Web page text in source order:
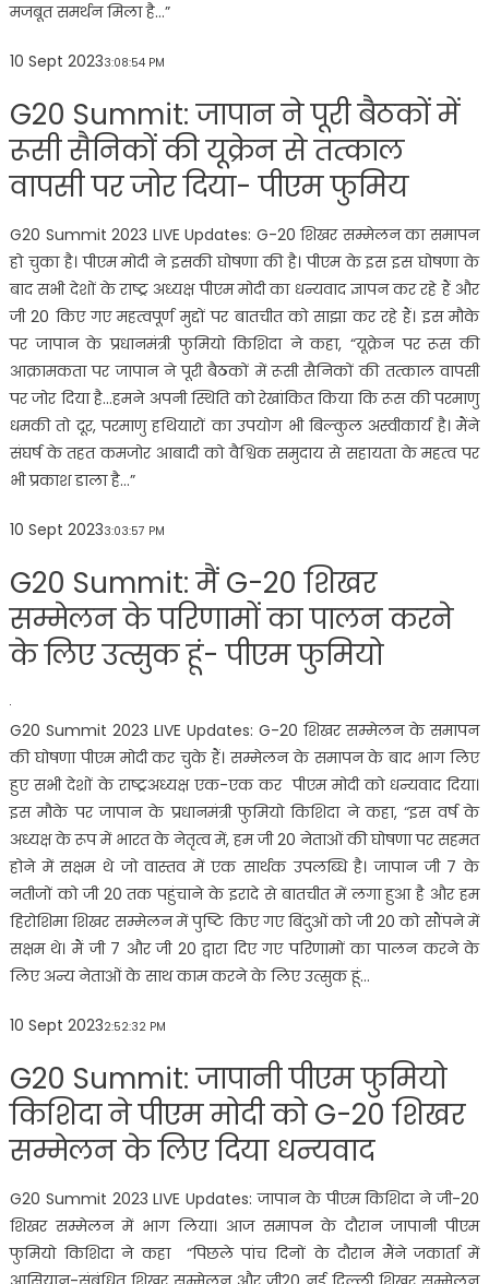
मजबूत समर्थन मिला है…”
10 Sept 20233:08:54 PM
G20 Summit: जापान ने पूरी बैठकों में
रूसी सैनिकों की यूक्रेन से तत्काल
वापसी पर जोर दिया- पीएम फुमिय
G20 Summit 2023 LIVE Updates: G-20 शिखर सम्मेलन का समापन
हो चुका है। पीएम मोदी ने इसकी घोषणा की है। पीएम के इस इस घोषणा के
बाद सभी देशों के राष्ट्र अध्यक्ष पीएम मोदी का धन्यवाद ज्ञापन कर रहे हैं और
जी 20 किए गए महत्वपूर्ण मुद्दों पर बातचीत को साझा कर रहे हैं। इस मौके
पर जापान के प्रधानमंत्री फुमियो किशिदा ने कहा, “यूक्रेन पर रूस की
आक्रामकता पर जापान ने पूरी बैठकों में रूसी सैनिकों की तत्काल वापसी
पर जोर दिया है…हमने अपनी स्थिति को रेखांकित किया कि रूस की परमाणु
धमकी तो दूर, परमाणु हथियारों का उपयोग भी बिल्कुल अस्वीकार्य है। मैंने
संघर्ष के तहत कमजोर आबादी को वैश्विक समुदाय से सहायता के महत्व पर
भी प्रकाश डाला है…”
10 Sept 20233:03:57 PM
G20 Summit: मैं G-20 शिखर
सम्मेलन के परिणामों का पालन करने
के लिए उत्सुक हूं- पीएम फुमियो
G20 Summit 2023 LIVE Updates: G-20 शिखर सम्मेलन के समापन
की घोषणा पीएम मोदी कर चुके हैं। सम्मेलन के समापन के बाद भाग लिए
हुए सभी देशों के राष्ट्रअध्यक्ष एक-एक कर पीएम मोदी को धन्यवाद दिया।
इस मौके पर जापान के प्रधानमंत्री फुमियो किशिदा ने कहा, “इस वर्ष के
अध्यक्ष के रूप में भारत के नेतृत्व में, हम जी 20 नेताओं की घोषणा पर सहमत
होने में सक्षम थे जो वास्तव में एक सार्थक उपलब्धि है। जापान जी 7 के
नतीजों को जी 20 तक पहुंचाने के इरादे से बातचीत में लगा हुआ है और हम
हिरोशिमा शिखर सम्मेलन में पुष्टि किए गए बिंदुओं को जी 20 को सौंपने में
सक्षम थे। मैं जी 7 और जी 20 द्वारा दिए गए परिणामों का पालन करने के
लिए अन्य नेताओं के साथ काम करने के लिए उत्सुक हूं…
10 Sept 20232:52:32 PM
G20 Summit: जापानी पीएम फुमियो
किशिदा ने पीएम मोदी को G-20 शिखर
सम्मेलन के लिए दिया धन्यवाद
G20 Summit 2023 LIVE Updates: जापान के पीएम किशिदा ने जी-20
शिखर सम्मेलन में भाग लिया। आज समापन के दौरान जापानी पीएम
फुमियो किशिदा ने कहा “पिछले पांच दिनों के दौरान मैंने जकार्ता में